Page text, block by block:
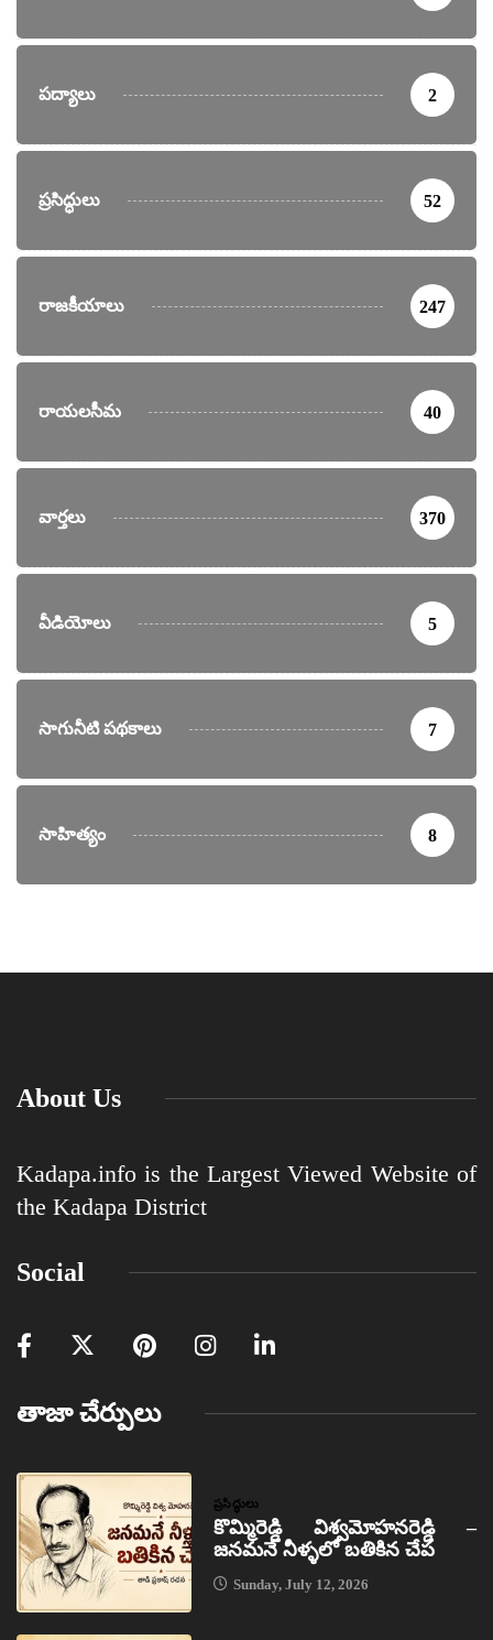
పద్యాలు 2
ప్రసిద్ధులు 52
రాజకీయాలు 247
రాయలసీమ 40
వార్తలు 370
వీడియోలు 5
సాగునీటి పథకాలు 7
సాహిత్యం 8
About Us
Kadapa.info is the Largest Viewed Website of
the Kadapa District
Social
తాజా చేర్పులు
ప్రసిద్ధులు
కొమ్మిరెడ్డి విశ్వమోహనరెడ్డి –
జనమనే నీళ్ళలో బతికిన చేప
Sunday, July 12, 2026